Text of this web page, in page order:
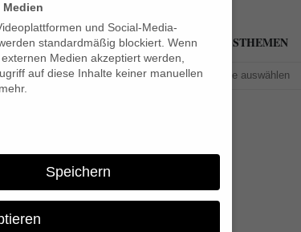
Dabei
Kunden auf
BEITRAGSTHEMEN
Medien
und Social-Media-
standardmäßig blockiert. Wenn
Medien akzeptiert werden,
auf diese Inhalte keiner manuellen
Speichern